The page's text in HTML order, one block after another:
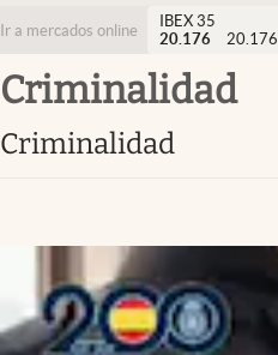
Ir a mercados online
IBEX 35
20.176
20.176
criminalidad
criminalidad